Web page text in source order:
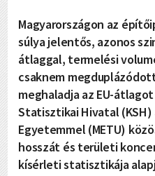
Magyarországon az
súlya jelentős, azonos
átlaggal, termelési
csaknem
meghaladja az EU-
Statisztikai Hivatal
Egyetemmel (METU)
hosszát és területi
kísérleti statisztikája